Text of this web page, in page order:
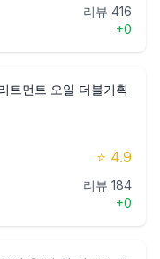
리뷰 416
+0
트먼트 오일 더블기획
⭐ 4.9
리뷰 184
+0